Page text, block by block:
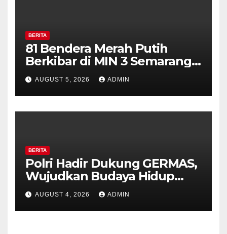
BERITA
81 Bendera Merah Putih
Berkibar di MIN 3 Semarang,
Bhabinkamtibmas Desa
Timpik Hadiri Peringatan
HUT ke-81 Kemerdekaan RI
AUGUST 5, 2026 ADMIN
BERITA
Polri Hadir Dukung GERMAS,
Wujudkan Budaya Hidup
Sehat di Kecamatan Pabelan
AUGUST 4, 2026 ADMIN